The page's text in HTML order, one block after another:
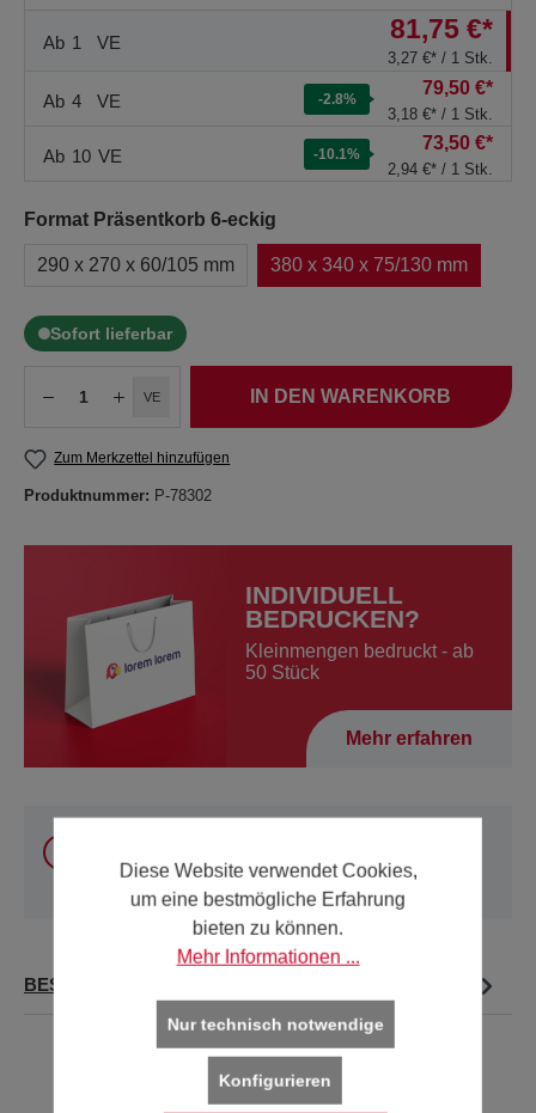
Ab 1 VE 81,75 €*
3,27 €* / 1 Stk.
Ab 4 VE -2.8%
79,50 €*
3,18 €* / 1 Stk.
Ab 10 VE -10.1%
73,50 €*
2,94 €* / 1 Stk.
Format Präsentkorb 6-eckig
290 x 270 x 60/105 mm 380 x 340 x 75/130 mm
Sofort lieferbar
VE IN DEN WARENKORB
Zum Merkzettel hinzufügen
Produktnummer: P-78302
INDIVIDUELL
BEDRUCKEN?
Kleinmengen bedruckt - ab
50 Stück
Mehr erfahren
und Deutschlandonline kaufen. Für alle anderen
Länder verwenden Sie bitte unsere
BESCHREIBUNG
Diese Website verwendet Cookies,
um eine bestmögliche Erfahrung
bieten zu können.
Mehr Informationen ...
Nur technisch notwendige
Konfigurieren